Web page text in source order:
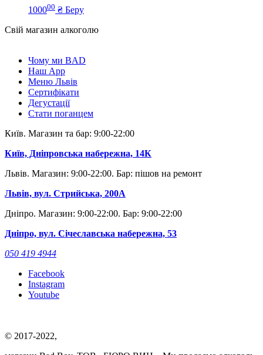
100000 ₴ Беру
Свій магазин алкоголю
Чому ми BAD
Наш App
Меню Львів
Сертифікати
Дегустації
Стати поганцем
Київ. Магазин та бар: 9:00-22:00
Київ, Дніпровська набережна, 14К
Львів. Магазин: 9:00-22:00. Бар: пішов на ремонт
Львів, вул. Стрийська, 200А
Дніпро. Магазин: 9:00-22:00. Бар: 9:00-22:00
Дніпро, вул. Січеславська набережна, 53
050 419 4944
Facebook
Instagram
Youtube
© 2017-2022,